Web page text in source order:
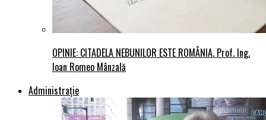
OPINIE: CITADELA NEBUNILOR ESTE ROMÂNIA. Prof. Ing.
Ioan Romeo Mânzală
Administraţie